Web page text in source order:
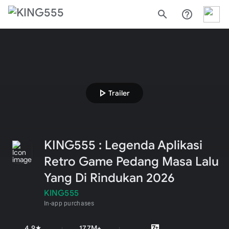
search help_outline
play_arrow Trailer
KING555 : Legenda Aplikasi
Retro Game Pedang Masa Lalu
Yang Di Rindukan 2026
KING555
In-app purchases